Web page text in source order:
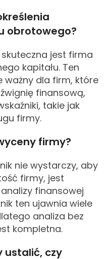
obrotowego?
skuteczna jest firma
kapitału. Ten
ważny dla firm, które
finansową,
takie jak
firmy.
firmy?
nie wystarczy, aby
firmy, jest
finansowej
ten ujawnia wiele
analiza bez
kompletna.
ustalić, czy